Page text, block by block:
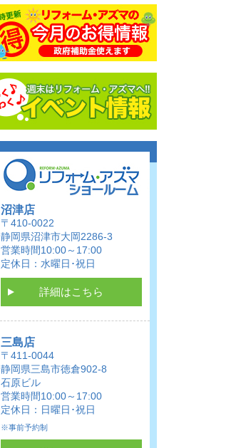
沼津店
〒410-0022
静岡県沼津市大岡2286-3
営業時間10:00～17:00
定休日：水曜日･祝日
詳細はこちら
三島店
〒411-0044
静岡県三島市徳倉902-8
石原ビル
営業時間10:00～17:00
定休日：日曜日･祝日
※事前予約制